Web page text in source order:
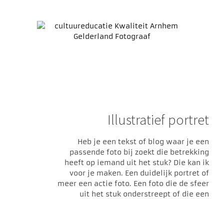
Illustratief portret
Heb je een tekst of blog waar je een
passende foto bij zoekt die betrekking
heeft op iemand uit het stuk? Die kan ik
voor je maken. Een duidelijk portret of
meer een actie foto. Een foto die de sfeer
uit het stuk onderstreept of die een